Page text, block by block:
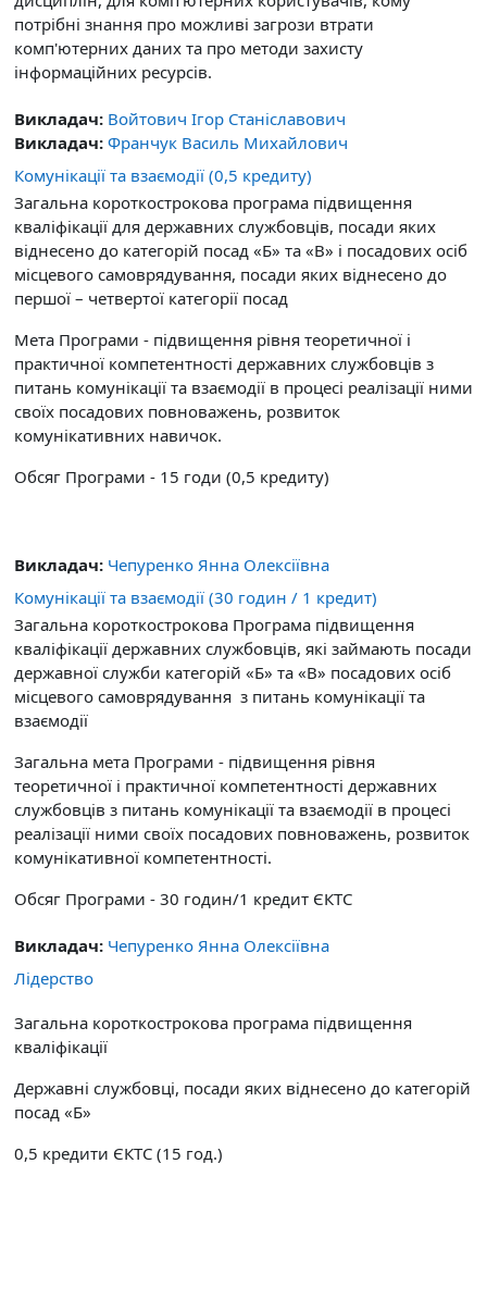
потрібні знання про можливі загрози втрати
комп'ютерних даних та про методи захисту
інформаційних ресурсів.
Викладач: Войтович Ігор Станіславович
Викладач: Франчук Василь Михайлович
Комунікації та взаємодії (0,5 кредиту)
Загальна короткострокова програма підвищення
кваліфікації для державних службовців, посади яких
віднесено до категорій посад «Б» та «В» і посадових осіб
місцевого самоврядування, посади яких віднесено до
першої – четвертої категорії посад
Мета Програми - підвищення рівня теоретичної і
практичної компетентності державних службовців з
питань комунікації та взаємодії в процесі реалізації ними
своїх посадових повноважень, розвиток
комунікативних навичок.
Обсяг Програми - 15 годи (0,5 кредиту)
Викладач: Чепуренко Янна Олексіївна
Комунікації та взаємодії (30 годин / 1 кредит)
Загальна короткострокова Програма підвищення
кваліфікації державних службовців, які займають посади
державної служби категорій «Б» та «В» посадових осіб
місцевого самоврядування з питань комунікації та
взаємодії
Загальна мета Програми - підвищення рівня
теоретичної і практичної компетентності державних
службовців з питань комунікації та взаємодії в процесі
реалізації ними своїх посадових повноважень, розвиток
комунікативної компетентності.
Обсяг Програми - 30 годин/1 кредит ЄКТС
Викладач: Чепуренко Янна Олексіївна
Лідерство
Загальна короткострокова програма підвищення
кваліфікації
Державні службовці, посади яких віднесено до категорій
посад «Б»
0,5 кредити ЄКТС (15 год.)